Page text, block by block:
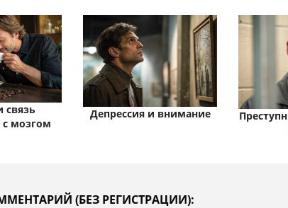
связь
мозгом
Депрессия и внимание
(БЕЗ РЕГИСТРАЦИИ):